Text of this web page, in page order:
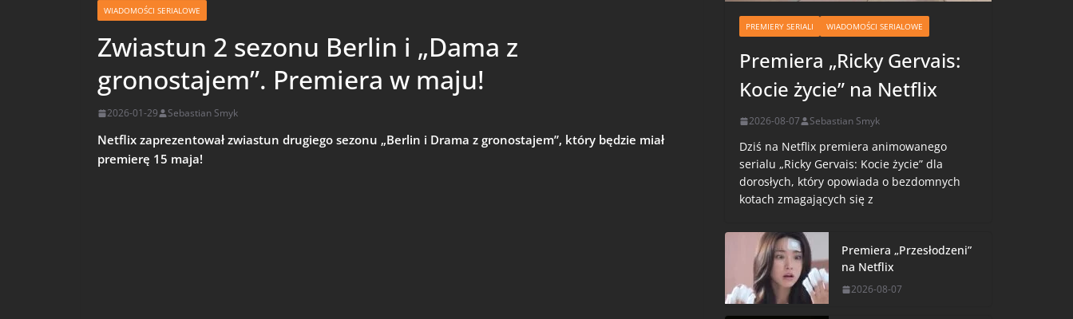
WIADOMOŚCI SERIALOWE
Zwiastun 2 sezonu Berlin i „Dama z
gronostajem”. Premiera w maju!
2026-01-29 Sebastian Smyk
Netflix zaprezentował zwiastun drugiego sezonu „Berlin i Drama z gronostajem”, który będzie miał
premierę 15 maja!
PREMIERY SERIALI WIADOMOŚCI SERIALOWE
Premiera „Ricky Gervais:
Kocie życie” na Netflix
2026-08-07 Sebastian Smyk
Dziś na Netflix premiera animowanego
serialu „Ricky Gervais: Kocie życie” dla
dorosłych, który opowiada o bezdomnych
kotach zmagających się z
Premiera „Przesłodzeni”
na Netflix
2026-08-07